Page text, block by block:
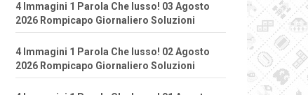
4 Immagini 1 Parola Che lusso! 03 Agosto
2026 Rompicapo Giornaliero Soluzioni
4 Immagini 1 Parola Che lusso! 02 Agosto
2026 Rompicapo Giornaliero Soluzioni